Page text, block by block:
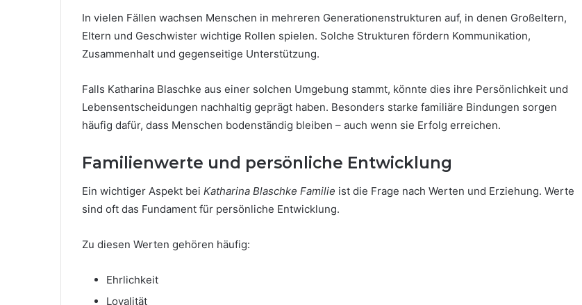
In vielen Fällen wachsen Menschen in mehreren Generationenstrukturen auf, in denen Großeltern,
Eltern und Geschwister wichtige Rollen spielen. Solche Strukturen fördern Kommunikation,
Zusammenhalt und gegenseitige Unterstützung.
Falls Katharina Blaschke aus einer solchen Umgebung stammt, könnte dies ihre Persönlichkeit und
Lebensentscheidungen nachhaltig geprägt haben. Besonders starke familiäre Bindungen sorgen
häufig dafür, dass Menschen bodenständig bleiben – auch wenn sie Erfolg erreichen.
Familienwerte und persönliche Entwicklung
Ein wichtiger Aspekt bei Katharina Blaschke Familie ist die Frage nach Werten und Erziehung. Werte
sind oft das Fundament für persönliche Entwicklung.
Zu diesen Werten gehören häufig:
Ehrlichkeit
Loyalität